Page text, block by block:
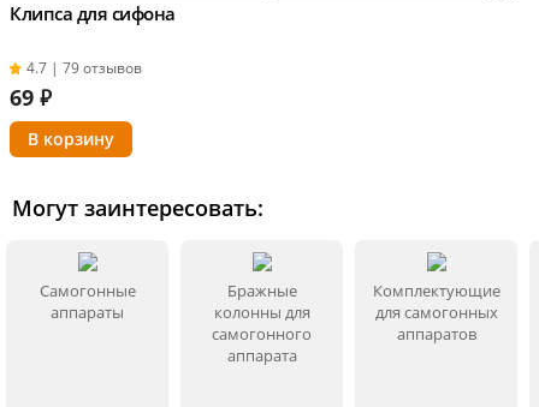
Клипса для сифона
4.7 | 79 отзывов
69 ₽
Могут заинтересовать:
Самогонные
аппараты
Бражные
колонны для
самогонного
аппарата
Комплектующие
для самогонных
аппаратов